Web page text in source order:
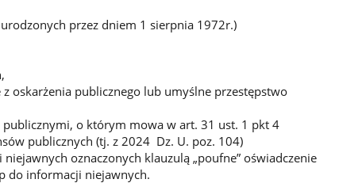
przez dniem 1 sierpnia 1972r.)
oskarżenia publicznego lub umyślne przestępstwo
publicznymi, o którym mowa w art. 31 ust. 1 pkt 4
publicznych (tj. z 2024 Dz. U. poz. 104)
oznaczonych klauzulą „poufne” oświadczenie
do informacji niejawnych.